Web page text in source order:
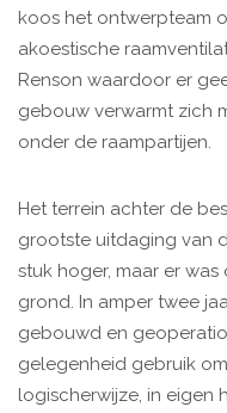
koos het ontwerpteam
akoestische
Renson waardoor er
gebouw verwarmt zich
onder de raampartijen.
Het terrein achter de
grootste uitdaging van
stuk hoger, maar er
grond. In amper twee
gebouwd en
gelegenheid gebruik
logischerwijze, in eigen